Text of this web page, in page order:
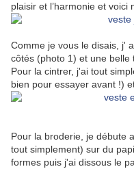
plaisir et l’harmonie et voici
Comme je vous le disais, j'
côtés (photo 1) et une belle
Pour la cintrer, j'ai tout
bien pour essayer avant !)
Pour la broderie, je débute
tout simplement) sur du
formes puis j'ai dissous le